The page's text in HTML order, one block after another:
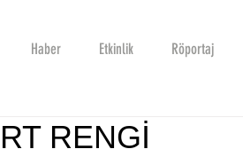
Haber Etkinlik Röportaj
RENGİ